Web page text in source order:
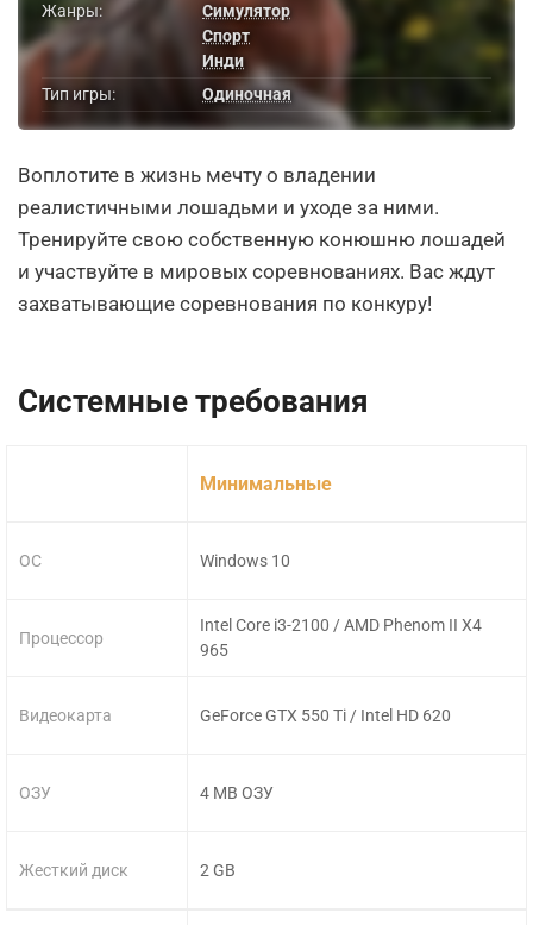
Жанры:
Симулятор
Спорт
Инди
Тип игры:
Одиночная
Воплотите в жизнь мечту о владении
реалистичными лошадьми и уходе за ними.
Тренируйте свою собственную конюшню лошадей
и участвуйте в мировых соревнованиях. Вас ждут
захватывающие соревнования по конкуру!
Системные требования
ОС
Процессор
Видеокарта
ОЗУ
Жесткий диск
Минимальные
Windows 10
Intel Core i3-2100 / AMD Phenom II X4
965
GeForce GTX 550 Ti / Intel HD 620
4 MB ОЗУ
2 GB